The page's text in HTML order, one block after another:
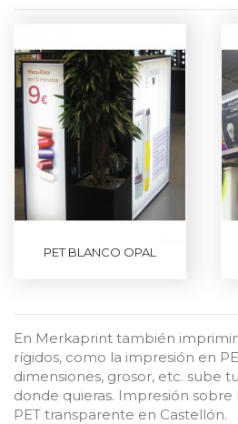
PET BLANCO OPAL
En Merkaprint también
rígidos, como la impresión en
dimensiones, grosor, etc. sube
donde quieras. Impresión sobre
PET transparente en Castellón.